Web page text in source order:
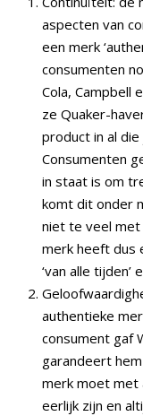
aspecten van
een merk
consumenten
Cola, Campbell
ze Quaker-
product in al
Consumenten
in staat is om
komt dit onder
niet te veel met
merk heeft dus
‘van alle tijden’
authentieke
consument gaf
garandeert
merk moet met
eerlijk zijn en